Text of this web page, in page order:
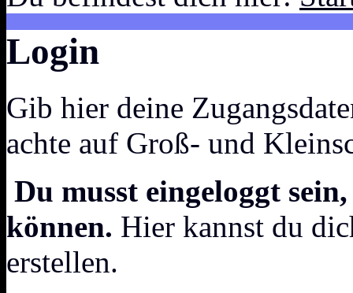
Login
Gib hier deine
achte auf Groß- und
Du musst eingeloggt
können. Hier kannst du
erstellen.